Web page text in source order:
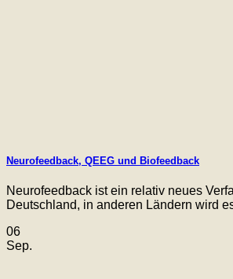
Neurofeedback, QEEG und Biofeedback
Neurofeedback ist ein relativ neues
Deutschland, in anderen Ländern wird
06
Sep.